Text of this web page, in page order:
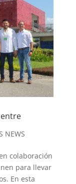
NEWS
colaboración
para llevar
En esta